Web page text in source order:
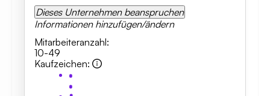
Dieses Unternehmen beanspruchen
Informationen hinzufügen/ändern
Mitarbeiteranzahl:
10-49
Kaufzeichen: